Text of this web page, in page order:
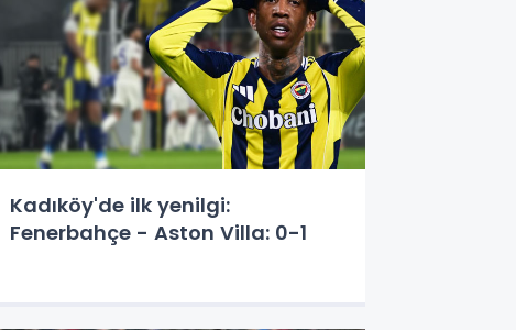
Kadıköy'de ilk yenilgi:
Fenerbahçe - Aston Villa: 0-1